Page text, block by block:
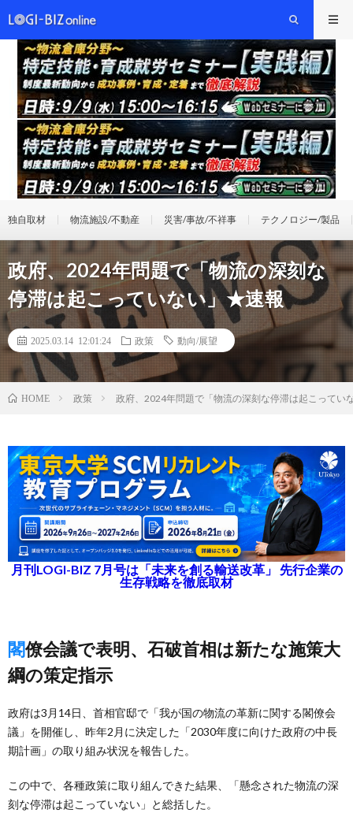
独自取材 物流施設/不動産 災害/事故/不祥事 テクノロジー/製品
政府、2024年問題で「物流の深刻な
停滞は起こっていない」★速報
2025.03.14 12:01:24 政策 動向/展望
HOME 政策 政府、2024年問題で「物流の深刻な停滞は起こってい
月刊LOGI-BIZ 7月号は「未来を創る輸送改革」 先行企業の
生存戦略を徹底取材
閣僚会議で表明、石破首相は新たな施策大
綱の策定指示
政府は3月14日、首相官邸で「我が国の物流の革新に関する閣僚会
議」を開催し、昨年2月に決定した「2030年度に向けた政府の中長
期計画」の取り組み状況を報告した。
この中で、各種政策に取り組んできた結果、「懸念された物流の深
刻な停滞は起こっていない」と総括した。